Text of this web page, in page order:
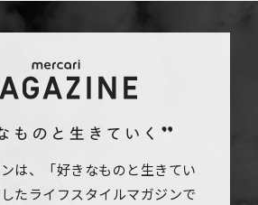
は、「好きなものと生きてい
たライフスタイルマガジンで